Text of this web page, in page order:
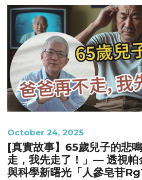
October 24, 2025
[真實故事】65歲兒子的悲
走，我先走了！」— 透視帕
與科學新曙光「人參皂苷Rg1